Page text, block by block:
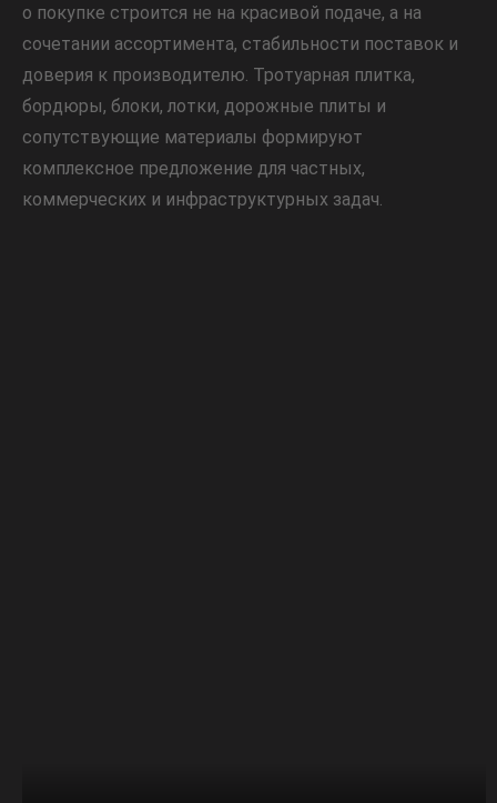
о покупке строится не на красивой подаче, а на
сочетании ассортимента, стабильности поставок и
доверия к производителю. Тротуарная плитка,
бордюры, блоки, лотки, дорожные плиты и
сопутствующие материалы формируют
комплексное предложение для частных,
коммерческих и инфраструктурных задач.